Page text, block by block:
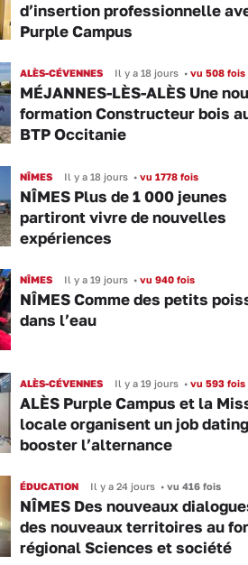
d’insertion professionnelle
Purple Campus
ALÈS-CÉVENNES Il y a 18 jours •vu 508 fois
MÉJANNES-LÈS-ALÈS Une
formation Constructeur bois
BTP Occitanie
NÎMES Il y a 18 jours •vu 1778 fois
NÎMES Plus de 1 000 jeunes
partiront vivre de nouvelles
expériences
NÎMES Il y a 19 jours •vu 940 fois
NÎMES Comme des petits
dans l’eau
ALÈS-CÉVENNES Il y a 19 jours •vu 593 fois
ALÈS Purple Campus et la
locale organisent un job
booster l’alternance
ÉDUCATION Il y a 24 jours •vu 416 fois
NÎMES Des nouveaux
des nouveaux territoires au
régional Sciences et société